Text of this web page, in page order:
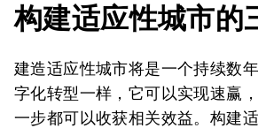
构建适应性城市的
建造适应性城市将是一个持续数
字化转型一样，它可以实现速赢
一步都可以收获相关效益。构建